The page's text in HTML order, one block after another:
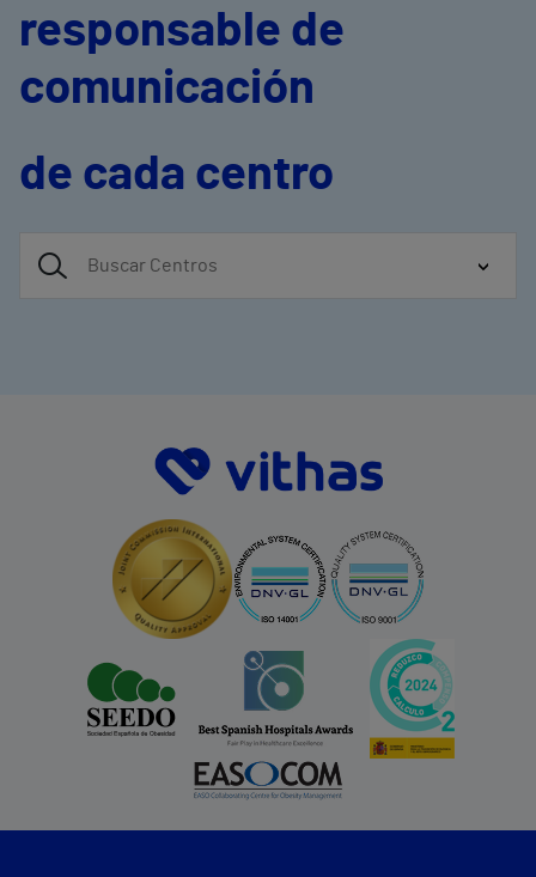
responsable de
comunicación
de cada centro